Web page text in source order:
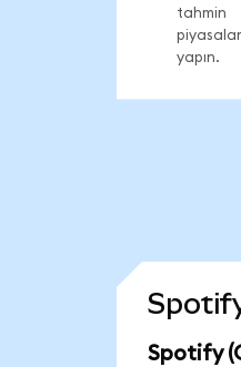
tahmin
yapın.
Spotify